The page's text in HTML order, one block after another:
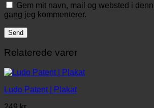
Gem mit navn, mail og websted i
gang jeg kommenterer.
Relaterede varer
Ludo Patent | Plakat